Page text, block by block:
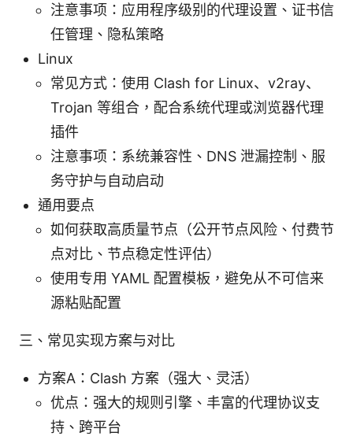
注意事项：应用程序级别的代理设置、证书信
任管理、隐私策略
Linux
常见方式：使用 Clash for Linux、v2ray、
Trojan 等组合，配合系统代理或浏览器代理
插件
注意事项：系统兼容性、DNS 泄漏控制、服
务守护与自动启动
通用要点
如何获取高质量节点（公开节点风险、付费节
点对比、节点稳定性评估）
使用专用 YAML 配置模板，避免从不可信来
源粘贴配置
三、常见实现方案与对比
方案A：Clash 方案（强大、灵活）
优点：强大的规则引擎、丰富的代理协议支
持、跨平台